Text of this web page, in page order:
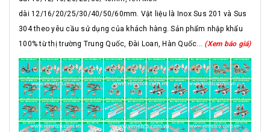
dài 12/16/20/25/30/40/50/60mm. Vật liệu là Inox Sus 201 và Sus
304 theo yêu cầu sử dụng của khách hàng. Sản phẩm nhập khẩu
100% từ thị trường Trung Quốc, Đài Loan, Hàn Quốc... (Xem báo giá)